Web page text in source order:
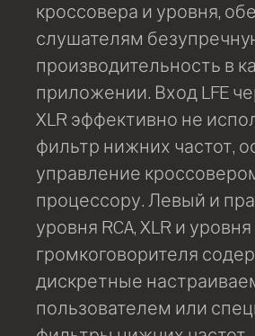
кроссовера и уровня,
слушателям
производительность в
приложении. Вход LFE
XLR эффективно не
фильтр нижних частот,
управление
процессору. Левый и
уровня RCA, XLR и уровня
громкоговорителя
дискретные
пользователем или